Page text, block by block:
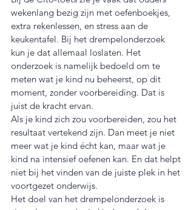
wekenlang bezig zijn met oefenboekjes,
extra rekenlessen, en stress aan de
keukentafel. Bij het drempelonderzoek
kun je dat allemaal loslaten. Het
onderzoek is namelijk bedoeld om te
meten wat je kind nu beheerst, op dit
moment, zonder voorbereiding. Dat is
juist de kracht ervan.
Als je kind zich zou voorbereiden, zou het
resultaat vertekend zijn. Dan meet je niet
meer wat je kind écht kan, maar wat je
kind na intensief oefenen kan. En dat helpt
niet bij het vinden van de juiste plek in het
voortgezet onderwijs.
Het doel van het drempelonderzoek is